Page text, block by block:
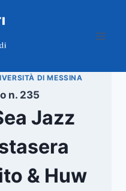
DI MESSINA
n. 235
Jazz
& Huw